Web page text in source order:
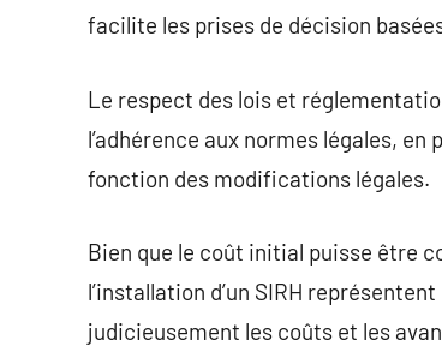
facilite les prises de décision
Le respect des lois et
l’adhérence aux normes légales,
fonction des modifications légales.
Bien que le coût initial puisse être
l’installation d’un SIRH
judicieusement les coûts et les